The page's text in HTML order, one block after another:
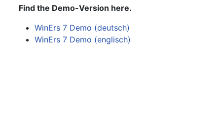
Find the Demo-Version here.
WinErs 7 Demo (deutsch)
WinErs 7 Demo (englisch)